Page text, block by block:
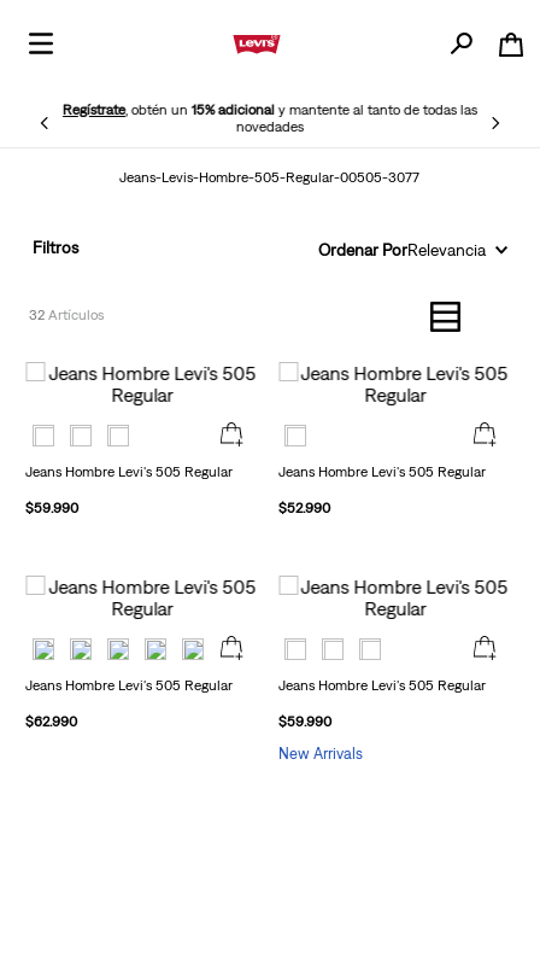
Regístrate, obtén un15% adicionaly mantente al tanto de todas las
novedades
Jeans-Levis-Hombre-505-Regular-00505-3077
Filtros Ordenar PorRelevancia
32
Jeans Hombre Levi's 505 Regular
$59.990
Jeans Hombre Levi's 505 Regular
$52.990
Jeans Hombre Levi's 505 Regular
$62.990
Jeans Hombre Levi's 505 Regular
$59.990
New Arrivals